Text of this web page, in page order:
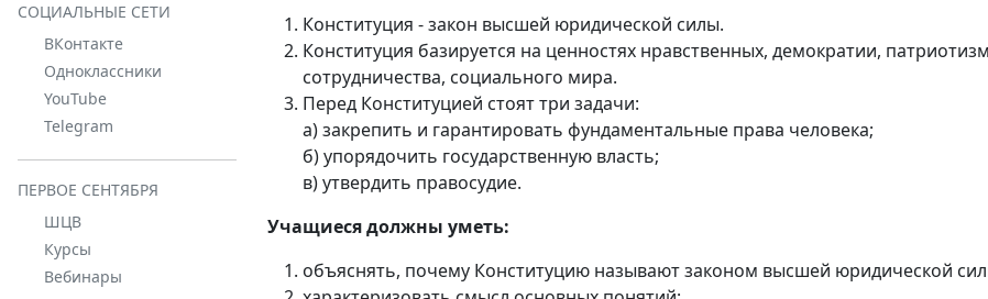
СОЦИАЛЬНЫЕ СЕТИ
ВКонтакте
Одноклассники
YouTube
Telegram
ПЕРВОЕ СЕНТЯБРЯ
ШЦВ
Курсы
Вебинары
Конституция - закон высшей юридической силы.
Конституция базируется на ценностях нравственных, демократии,
сотрудничества, социального мира.
Перед Конституцией стоят три задачи:
а) закрепить и гарантировать фундаментальные права человека;
б) упорядочить государственную власть;
в) утвердить правосудие.
Учащиеся должны уметь:
объяснять, почему Конституцию называют законом высшей юридической